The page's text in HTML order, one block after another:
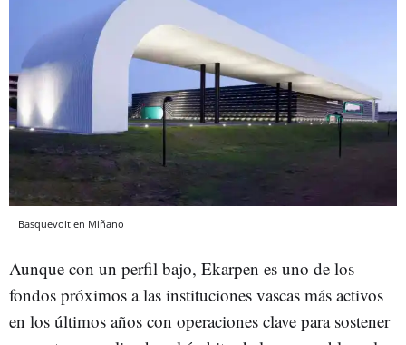
Basquevolt en Miñano
Aunque con un perfil bajo, Ekarpen es uno de los
fondos próximos a las instituciones vascas más activos
en los últimos años con operaciones clave para sostener